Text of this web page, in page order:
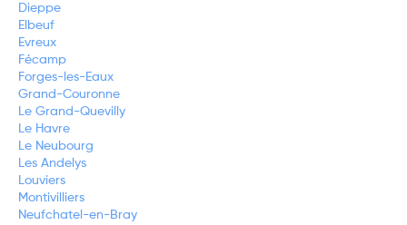
Dieppe
Elbeuf
Evreux
Fécamp
Forges-les-Eaux
Grand-Couronne
Le Grand-Quevilly
Le Havre
Le Neubourg
Les Andelys
Louviers
Montivilliers
Neufchatel-en-Bray